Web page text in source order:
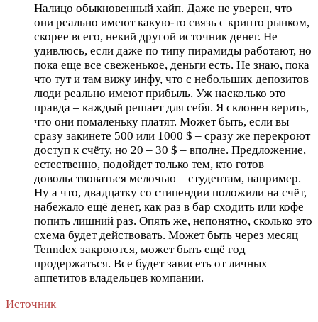
Налицо обыкновенный хайп. Даже не уверен, что
они реально имеют какую-то связь с крипто рынком,
скорее всего, некий другой источник денег. Не
удивлюсь, если даже по типу пирамиды работают, но
пока еще все свеженькое, деньги есть. Не знаю, пока
что тут и там вижу инфу, что с небольших депозитов
люди реально имеют прибыль. Уж насколько это
правда – каждый решает для себя. Я склонен верить,
что они помаленьку платят. Может быть, если вы
сразу закинете 500 или 1000 $ – сразу же перекроют
доступ к счёту, но 20 – 30 $ – вполне. Предложение,
естественно, подойдет только тем, кто готов
довольствоваться мелочью – студентам, например.
Ну а что, двадцатку со стипендии положили на счёт,
набежало ещё денег, как раз в бар сходить или кофе
попить лишний раз. Опять же, непонятно, сколько это
схема будет действовать. Может быть через месяц
Tenndex закроются, может быть ещё год
продержаться. Все будет зависеть от личных
аппетитов владельцев компании.
Источник